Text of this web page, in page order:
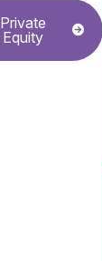
Private
Equity